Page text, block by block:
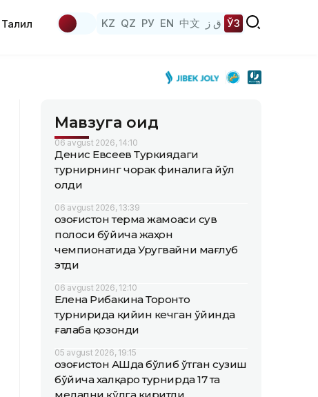
Таҳлил KZ QZ РУ EN 中文 ق ز ЎЗ
Мавзуга оид
06 avgust 2026, 14:10
Денис Евсеев Туркиядаги
турнирнинг чорак финалига йўл
олди
06 avgust 2026, 13:39
Қозоғистон терма жамоаси сув
полоси бўйича жаҳон
чемпионатида Уругвайни мағлуб
этди
06 avgust 2026, 12:10
Елена Рибакина Торонто
турнирида қийин кечган ўйинда
ғалаба қозонди
05 avgust 2026, 19:15
Қозоғистон АҚШда бўлиб ўтган сузиш
бўйича халқаро турнирда 17 та